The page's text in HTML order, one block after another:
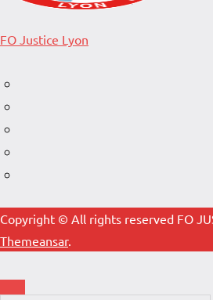
FO Justice Lyon
Copyright © All rights reserved FO
Themeansar.